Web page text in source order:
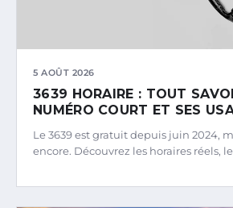
5 AOÛT 2026
3639 HORAIRE : TOUT
NUMÉRO COURT ET SES
Le 3639 est gratuit depuis juin 2024,
encore. Découvrez les horaires réels,